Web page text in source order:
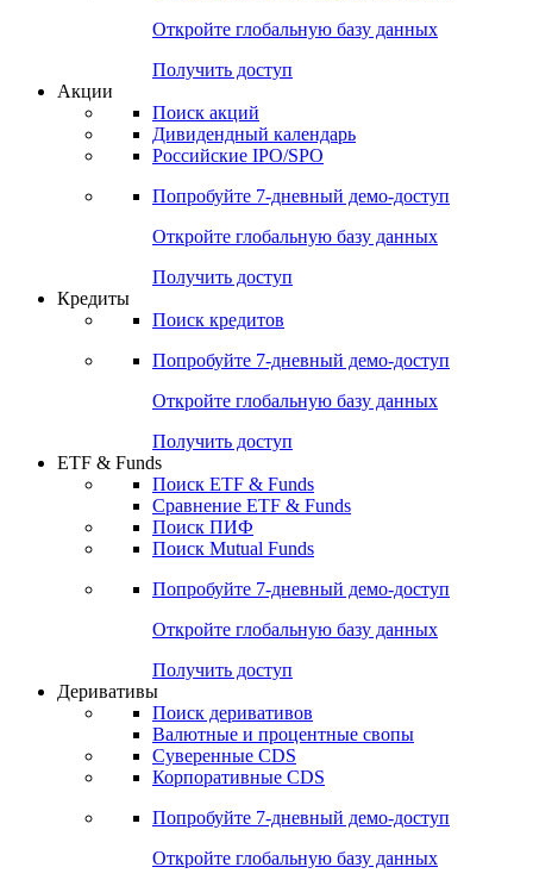
Откройте глобальную базу данных
Получить доступ
Акции
Поиск акций
Дивидендный календарь
Российские IPO/SPO
Попробуйте 7-дневный демо-доступ
Откройте глобальную базу данных
Получить доступ
Кредиты
Поиск кредитов
Попробуйте 7-дневный демо-доступ
Откройте глобальную базу данных
Получить доступ
ETF & Funds
Поиск ETF & Funds
Сравнение ETF & Funds
Поиск ПИФ
Поиск Mutual Funds
Попробуйте 7-дневный демо-доступ
Откройте глобальную базу данных
Получить доступ
Деривативы
Поиск деривативов
Валютные и процентные свопы
Суверенные CDS
Корпоративные CDS
Попробуйте 7-дневный демо-доступ
Откройте глобальную базу данных